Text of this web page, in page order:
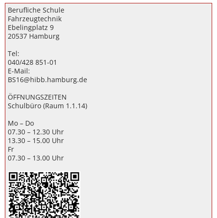
Berufliche Schule
Fahrzeugtechnik
Ebelingplatz 9
20537 Hamburg
Tel:
040/428 851-01
E-Mail:
BS16@hibb.hamburg.de
ÖFFNUNGSZEITEN
Schulbüro (Raum 1.1.14)
Mo – Do
07.30 – 12.30 Uhr
13.30 – 15.00 Uhr
Fr
07.30 – 13.00 Uhr